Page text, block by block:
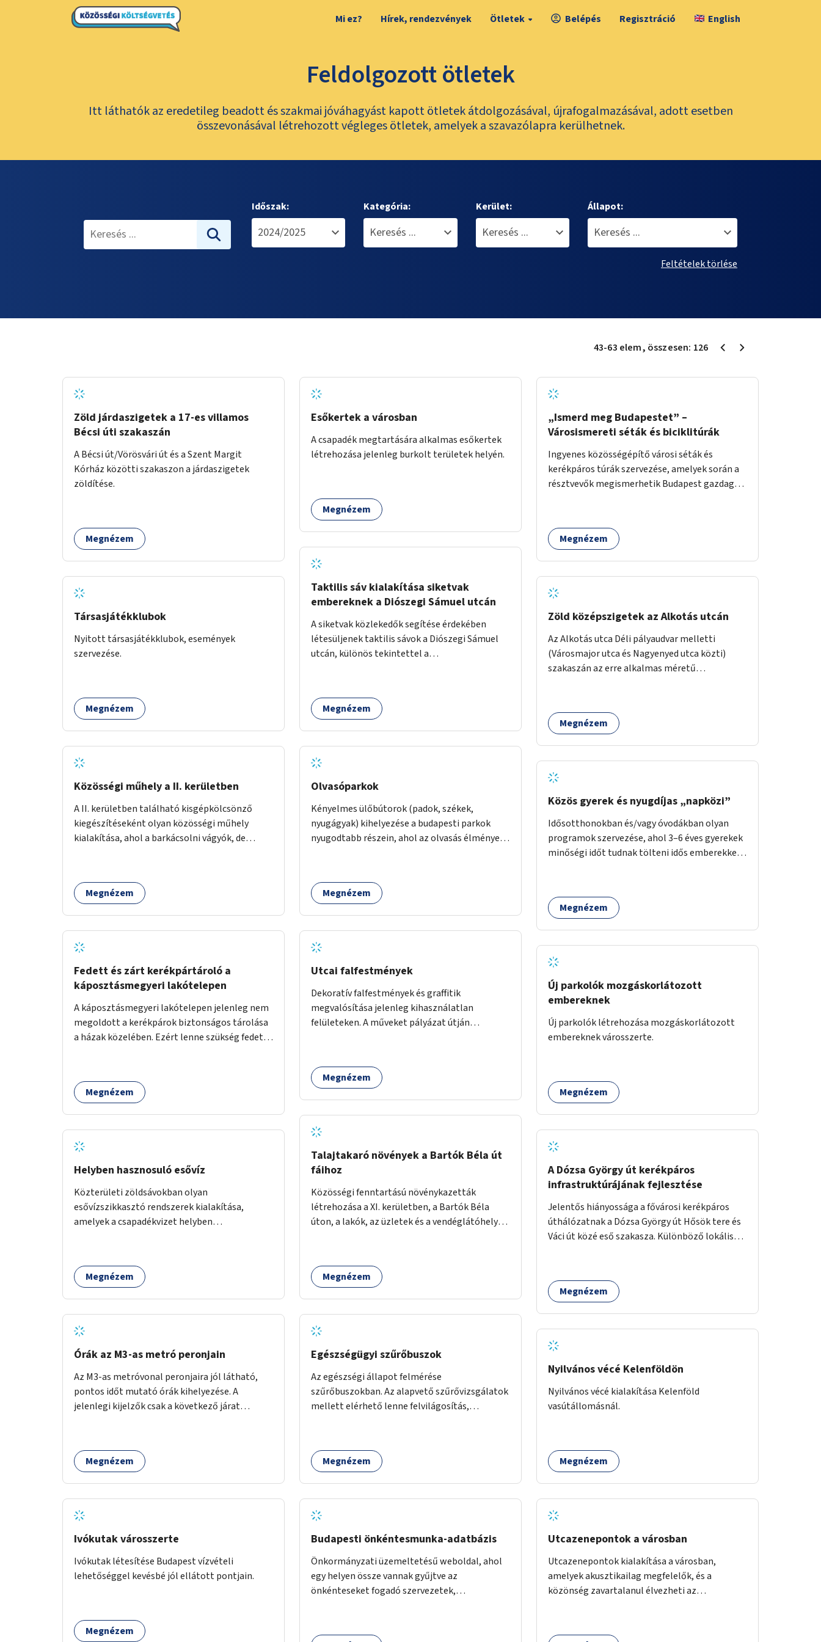
Mi ez? Hírek, rendezvények Ötletek Belépés Regisztráció English
Feldolgozott ötletek
Itt láthatók az eredetileg beadott és szakmai jóváhagyást kapott ötletek átdolgozásával, újrafogalmazásával, adott esetben
összevonásával létrehozott végleges ötletek, amelyek a szavazólapra kerülhetnek.
Időszak: Kategória: Kerület: Állapot:
Feltételek törlése
43-63 elem, összesen: 126
Zöld járdaszigetek a 17-es villamos
Bécsi úti szakaszán
A Bécsi út/Vörösvári út és a Szent Margit
Kórház közötti szakaszon a járdaszigetek
zöldítése.
Megnézem
Társasjátékklubok
Nyitott társasjátékklubok, események
szervezése.
Megnézem
Közösségi műhely a II. kerületben
A II. kerületben található kisgépkölcsönző
kiegészítéseként olyan közösségi műhely
kialakítása, ahol a barkácsolni vágyók, de
megfelelő helyet.
Megnézem
Fedett és zárt kerékpártároló a
káposztásmegyeri lakótelepen
A káposztásmegyeri lakótelepen jelenleg nem
megoldott a kerékpárok biztonságos tárolása
a házak közelében. Ezért lenne szükség fedett,
időjárás viszontagságaival szemben.
Megnézem
Helyben hasznosuló esővíz
Közterületi zöldsávokban olyan
esővízszikkasztó rendszerek kialakítása,
amelyek a csapadékvizet helyben
Megnézem
Órák az M3-as metró peronjain
Az M3-as metróvonal peronjaira jól látható,
pontos időt mutató órák kihelyezése. A
jelenlegi kijelzők csak a következő járat
segítenék, ahogyan az más közösségi tereken
is bevett gyakorlat.
Megnézem
Ivókutak városszerte
Ivókutak létesítése Budapest vízvételi
lehetőséggel kevésbé jól ellátott pontjain.
Megnézem
Esőkertek a városban
A csapadék megtartására alkalmas esőkertek
létrehozása jelenleg burkolt területek helyén.
Megnézem
Taktilis sáv kialakítása siketvak
embereknek a Diószegi Sámuel utcán
A siketvak közlekedők segítése érdekében
létesüljenek taktilis sávok a Diószegi Sámuel
utcán, különös tekintettel a
Megnézem
Olvasóparkok
Kényelmes ülőbútorok (padok, székek,
nyugágyak) kihelyezése a budapesti parkok
nyugodtabb részein, ahol az olvasás élménye
valamint könyvcserepolcokkal kiegészítve ezek
a terek lehetőséget adnának a kikapcsolódásra,
Megnézem
Utcai falfestmények
Dekoratív falfestmények és graffitik
megvalósítása jelenleg kihasználatlan
felületeken. A műveket pályázat útján
Megnézem
Talajtakaró növények a Bartók Béla út
fáihoz
Közösségi fenntartású növénykazetták
létrehozása a XI. kerületben, a Bartók Béla
úton, a lakók, az üzletek és a vendéglátóhelyek
Megnézem
Egészségügyi szűrőbuszok
Az egészségi állapot felmérése
szűrőbuszokban. Az alapvető szűrővizsgálatok
mellett elérhető lenne felvilágosítás,
szenvedélybetegek támogatása.
Megnézem
Budapesti önkéntesmunka-adatbázis
Önkormányzati üzemeltetésű weboldal, ahol
egy helyen össze vannak gyűjtve az
önkénteseket fogadó szervezetek,
helyszín és/vagy intézmény, illetve a munka
„Ismerd meg Budapestet” –
Városismereti séták és biciklitúrák
Ingyenes közösségépítő városi séták és
kerékpáros túrák szervezése, amelyek során a
résztvevők megismerhetik Budapest gazdag
mozgás népszerűsítésével mindenki számára
nagy élményt nyújthat.
Megnézem
Zöld középszigetek az Alkotás utcán
Az Alkotás utca Déli pályaudvar melletti
(Városmajor utca és Nagyenyed utca közti)
szakaszán az erre alkalmas méretű
Megnézem
Közös gyerek és nyugdíjas „napközi”
Idősotthonokban és/vagy óvodákban olyan
programok szervezése, ahol 3–6 éves gyerekek
minőségi időt tudnak tölteni idős emberekkel,
Megnézem
Új parkolók mozgáskorlátozott
embereknek
Új parkolók létrehozása mozgáskorlátozott
embereknek városszerte.
Megnézem
A Dózsa György út kerékpáros
infrastruktúrájának fejlesztése
Jelentős hiányossága a fővárosi kerékpáros
úthálózatnak a Dózsa György út Hősök tere és
Váci út közé eső szakasza. Különböző lokális
biztonsága már azt megelőzően, hogy
többéves távlatban sor kerülne az út teljes
Megnézem
Nyilvános vécé Kelenföldön
Nyilvános vécé kialakítása Kelenföld
vasútállomásnál.
Megnézem
Utcazenepontok a városban
Utcazenepontok kialakítása a városban,
amelyek akusztikailag megfelelők, és a
közönség zavartalanul élvezheti az